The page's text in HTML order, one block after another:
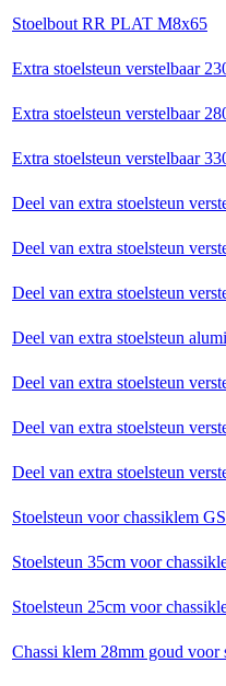
Stoelbout RR PLAT M8x65
Extra stoelsteun verstelbaar
Extra stoelsteun verstelbaar
Extra stoelsteun verstelbaar
Deel van extra stoelsteun
Deel van extra stoelsteun
Deel van extra stoelsteun
Deel van extra stoelsteun
Deel van extra stoelsteun
Deel van extra stoelsteun
Deel van extra stoelsteun
Stoelsteun voor chassiklem GS
Stoelsteun 35cm voor
Stoelsteun 25cm voor
Chassi klem 28mm goud voor